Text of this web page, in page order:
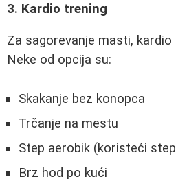
3. Kardio trening
Za sagorevanje masti,
Neke od opcija su:
Skakanje bez konopca
Trčanje na mestu
Step aerobik (koristeći
Brz hod po kući